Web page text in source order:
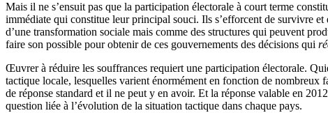
Mais il ne s’ensuit pas que la participation électorale à court terme
immédiate qui constitue leur principal souci. Ils s’efforcent de survivre
d’une transformation sociale mais comme des structures qui peuvent
faire son possible pour obtenir de ces gouvernements des décisions qui
Œuvrer à réduire les souffrances requiert une participation électorale.
tactique locale, lesquelles varient énormément en fonction de
de réponse standard et il ne peut y en avoir. Et la réponse valable en
question liée à l’évolution de la situation tactique dans chaque pays.